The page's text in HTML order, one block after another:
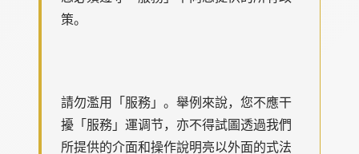
策。
請勿濫用「服務」。舉例來說，您不應干
擾「服務」運调节，亦不得試圖透過我們
所提供的介面和操作說明亮以外面的式法